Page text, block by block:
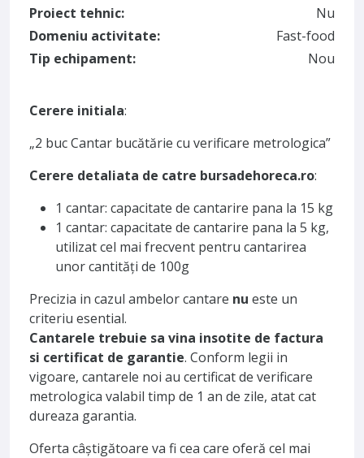
Proiect tehnic:
Nu
Domeniu activitate:
Fast-food
Tip echipament:
Nou
Cerere initiala:
„2 buc Cantar bucătărie cu verificare metrologica”
Cerere detaliata de catre bursadehoreca.ro:
1 cantar: capacitate de cantarire pana la 15 kg
1 cantar: capacitate de cantarire pana la 5 kg,
utilizat cel mai frecvent pentru cantarirea
unor cantități de 100g
Precizia in cazul ambelor cantare nu este un
criteriu esential.
Cantarele trebuie sa vina insotite de factura
si certificat de garantie. Conform legii in
vigoare, cantarele noi au certificat de verificare
metrologica valabil timp de 1 an de zile, atat cat
dureaza garantia.
Oferta câștigătoare va fi cea care oferă cel mai